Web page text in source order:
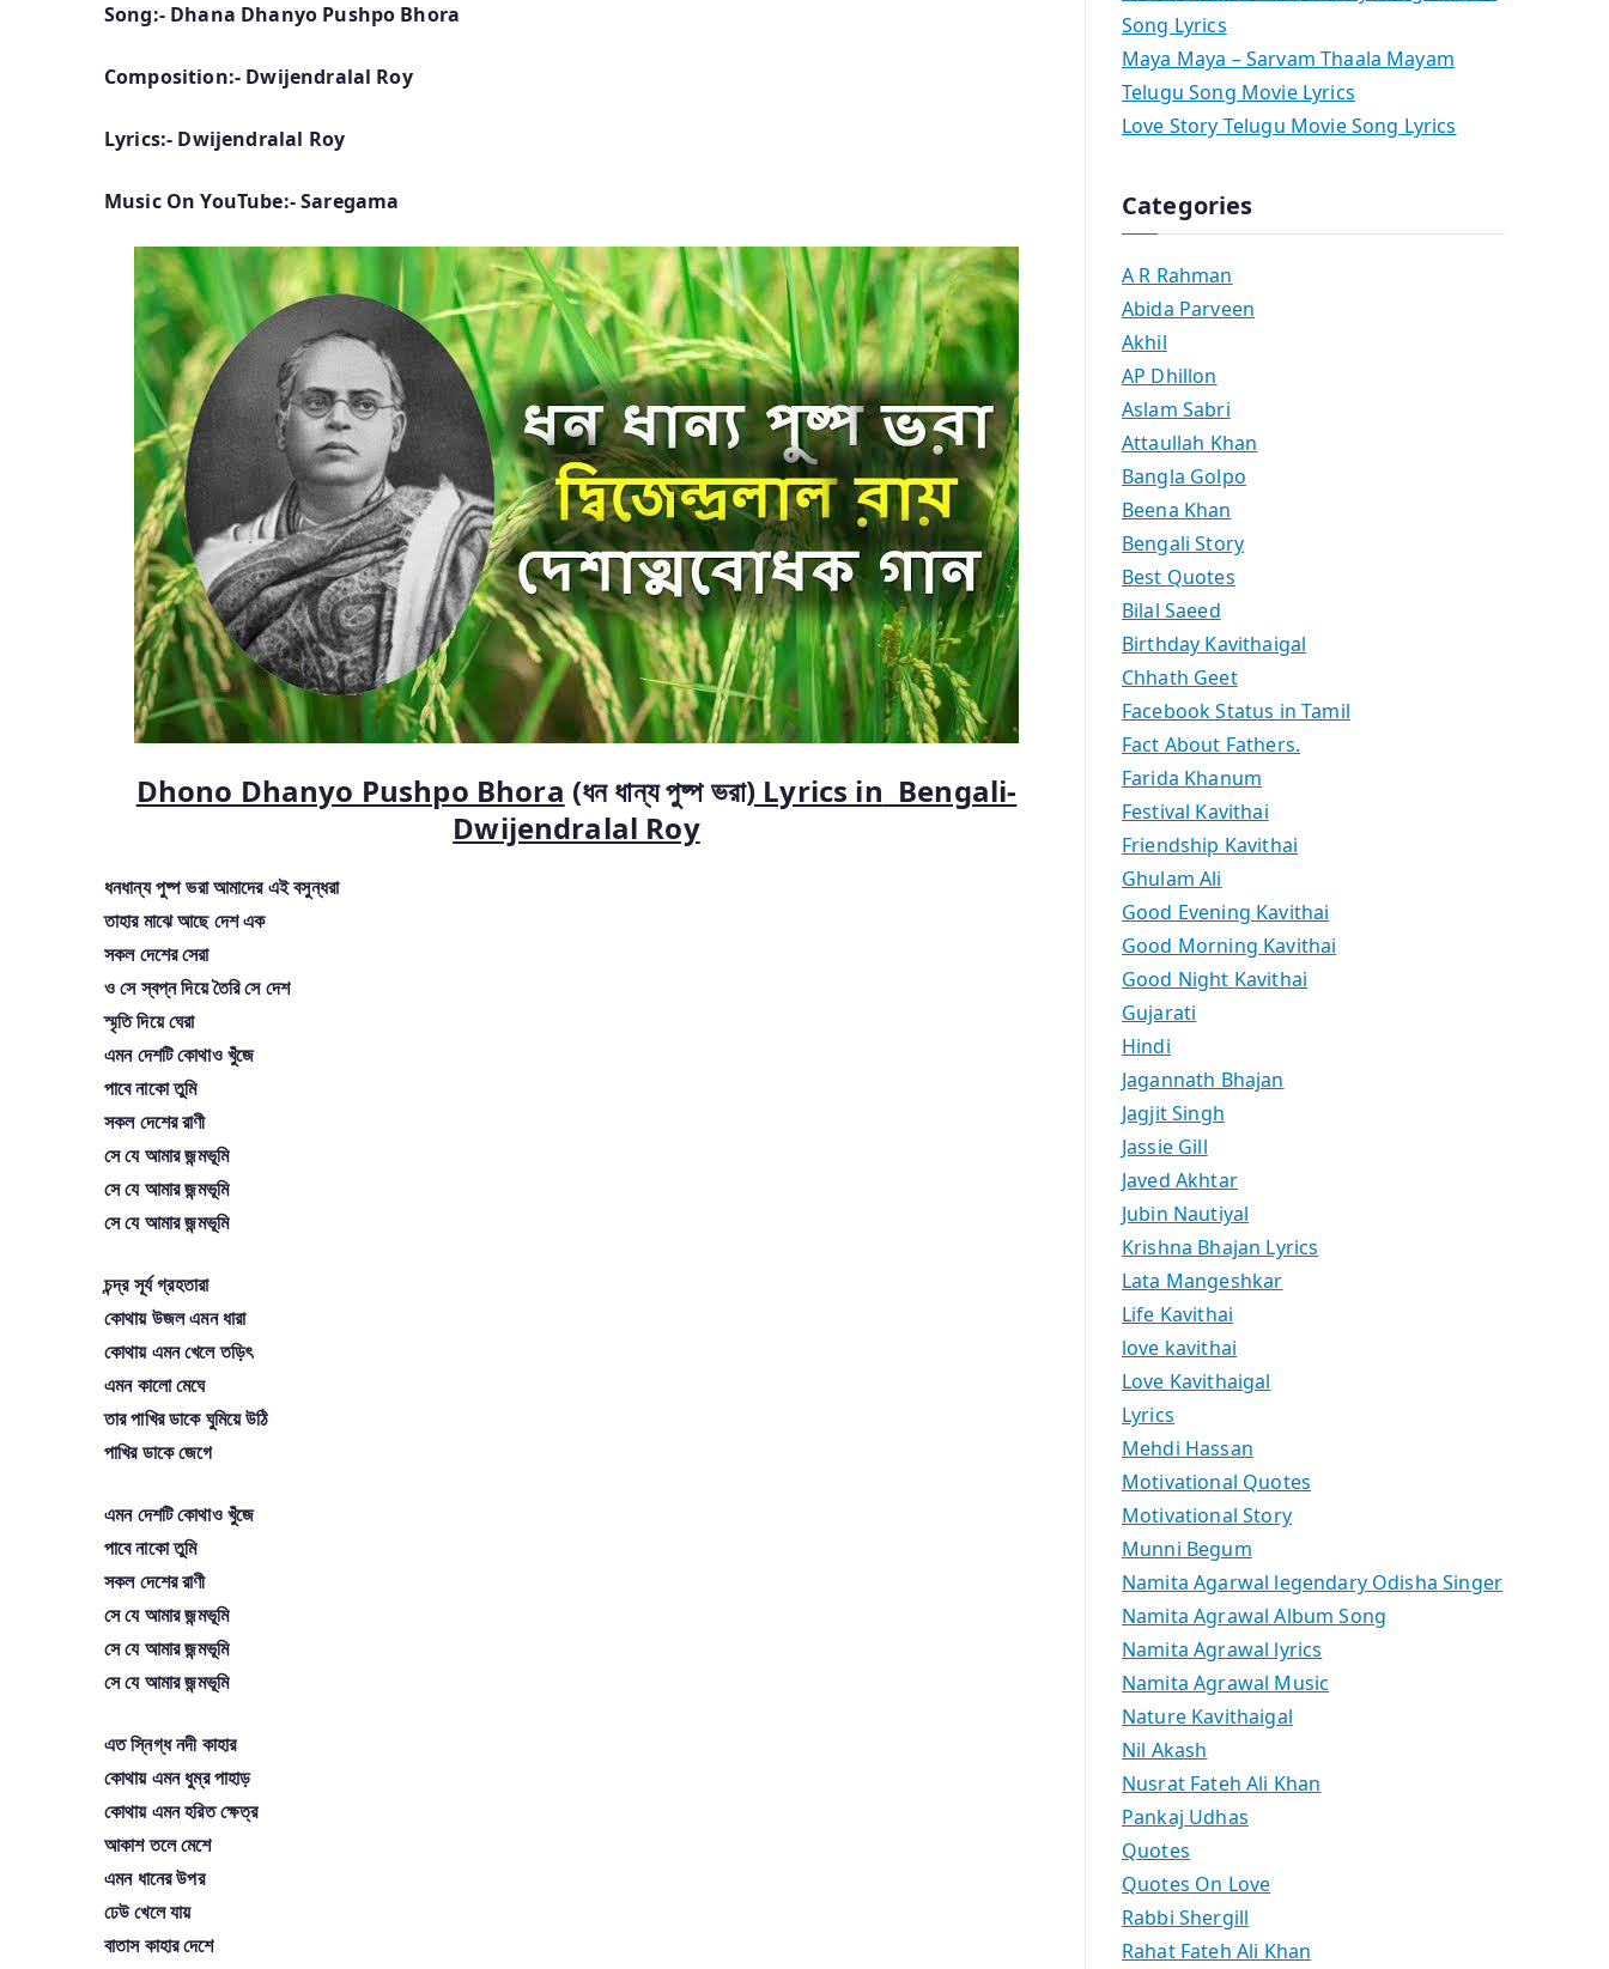
Song:- Dhana Dhanyo Pushpo Bhora
Composition:- Dwijendralal Roy
Lyrics:- Dwijendralal Roy
Music On YouTube:- Saregama
Dhono Dhanyo Pushpo Bhora (ধন‌ ধান্য পুষ্প ভরা) Lyrics in Bengali-
Dwijendralal Roy
ধনধান্য পুষ্প ভরা আমাদের এই বসুন্ধরা
তাহার মাঝে আছে দেশ এক
সকল দেশের সেরা
ও সে স্বপ্ন দিয়ে তৈরি সে দেশ
স্মৃতি দিয়ে ঘেরা
এমন দেশটি কোথাও খুঁজে
পাবে নাকো তুমি
সকল দেশের রাণী
সে যে আমার জন্মভূমি
সে যে আমার জন্মভূমি
সে যে আমার জন্মভূমি
চন্দ্র সূর্য গ্রহতারা
কোথায় উজল এমন ধারা
কোথায় এমন খেলে তড়িৎ
এমন কালো মেঘে
তার পাখির ডাকে ঘুমিয়ে উঠি
পাখির ডাকে জেগে
এমন দেশটি কোথাও খুঁজে
পাবে নাকো তুমি
সকল দেশের রাণী
সে যে আমার জন্মভূমি
সে যে আমার জন্মভূমি
সে যে আমার জন্মভূমি
এত স্নিগ্ধ নদী কাহার
কোথায় এমন ধুম্র পাহাড়
কোথায় এমন হরিত ক্ষেত্র
আকাশ তলে মেশে
এমন ধানের উপর
ঢেউ খেলে যায়
বাতাস কাহার দেশে
Song Lyrics
Maya Maya – Sarvam Thaala Mayam
Telugu Song Movie Lyrics
Love Story Telugu Movie Song Lyrics
Categories
A R Rahman
Abida Parveen
Akhil
AP Dhillon
Aslam Sabri
Attaullah Khan
Bangla Golpo
Beena Khan
Bengali Story
Best Quotes
Bilal Saeed
Birthday Kavithaigal
Chhath Geet
Facebook Status in Tamil
Fact About Fathers.
Farida Khanum
Festival Kavithai
Friendship Kavithai
Ghulam Ali
Good Evening Kavithai
Good Morning Kavithai
Good Night Kavithai
Gujarati
Hindi
Jagannath Bhajan
Jagjit Singh
Jassie Gill
Javed Akhtar
Jubin Nautiyal
Krishna Bhajan Lyrics
Lata Mangeshkar
Life Kavithai
love kavithai
Love Kavithaigal
Lyrics
Mehdi Hassan
Motivational Quotes
Motivational Story
Munni Begum
Namita Agarwal legendary Odisha Singer
Namita Agrawal Album Song
Namita Agrawal lyrics
Namita Agrawal Music
Nature Kavithaigal
Nil Akash
Nusrat Fateh Ali Khan
Pankaj Udhas
Quotes
Quotes On Love
Rabbi Shergill
Rahat Fateh Ali Khan